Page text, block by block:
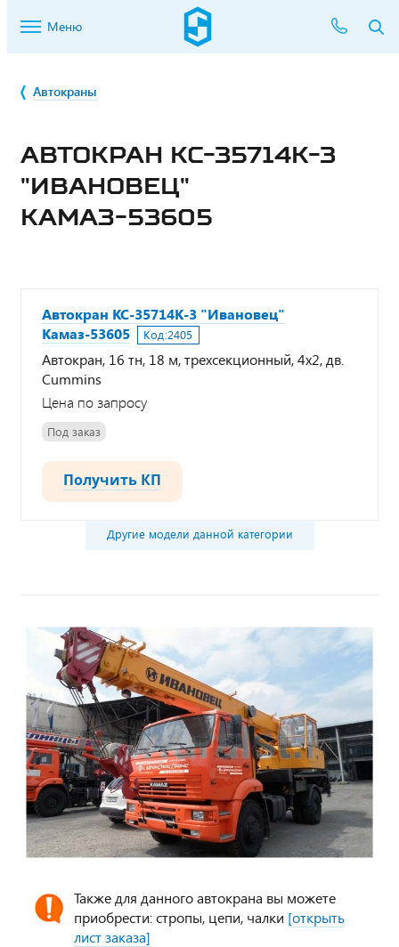
Меню
Автокраны
АВТОКРАН КС-35714К-3
"ИВАНОВЕЦ"
КАМАЗ-53605
Автокран КС-35714К-3 "Ивановец"
Камаз-53605
Код:2405
Автокран, 16 тн, 18 м, трехсекционный, 4х2, дв.
Cummins
Цена по запросу
Под заказ
Получить КП
Другие модели данной категории
Также для данного автокрана вы можете
приобрести: стропы, цепи, чалки [открыть
лист заказа]